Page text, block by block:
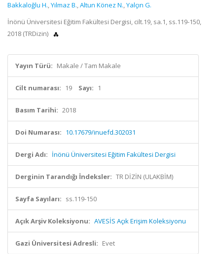
Bakkaloğlu H.,Yılmaz B.,Altun Könez N.,Yalçın G.
İnönü Üniversitesi Eğitim Fakültesi Dergisi, cilt.19, sa.1, ss.119-150,
2018 (TRDizin)
Yayın Türü: Makale / Tam Makale
Cilt numarası: 19 Sayı: 1
Basım Tarihi: 2018
Doi Numarası: 10.17679/inuefd.302031
Dergi Adı: İnönü Üniversitesi Eğitim Fakültesi Dergisi
Derginin Tarandığı İndeksler: TR DİZİN (ULAKBİM)
Sayfa Sayıları: ss.119-150
Açık Arşiv Koleksiyonu: AVESİS Açık Erişim Koleksiyonu
Gazi Üniversitesi Adresli: Evet